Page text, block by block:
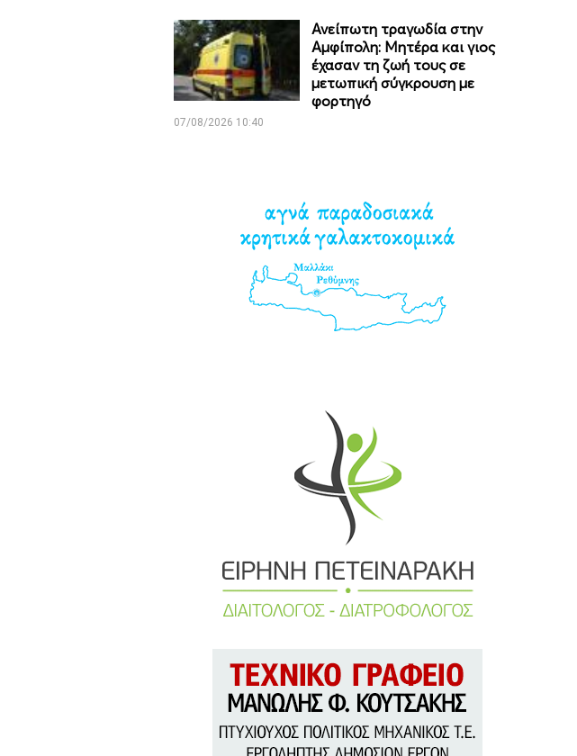
Ανείπωτη τραγωδία στην
Αμφίπολη: Μητέρα και γιος
έχασαν τη ζωή τους σε
μετωπική σύγκρουση με
φορτηγό
07/08/2026 10:40